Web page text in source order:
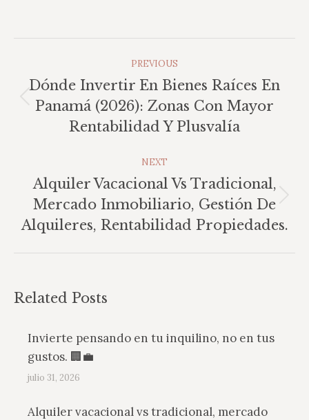
PREVIOUS
Previous
post:
Dónde Invertir En Bienes Raíces En
Panamá (2026): Zonas Con Mayor
Rentabilidad Y Plusvalía
NEXT
Next
post:
Alquiler Vacacional Vs Tradicional,
Mercado Inmobiliario, Gestión De
Alquileres, Rentabilidad Propiedades.
Related Posts
Invierte pensando en tu inquilino, no en tus
gustos. 🏢💼
julio 31, 2026
Alquiler vacacional vs tradicional, mercado